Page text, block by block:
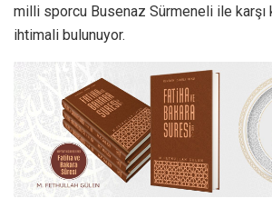
milli sporcu Busenaz Sürmeneli ile karşı
ihtimali bulunuyor.